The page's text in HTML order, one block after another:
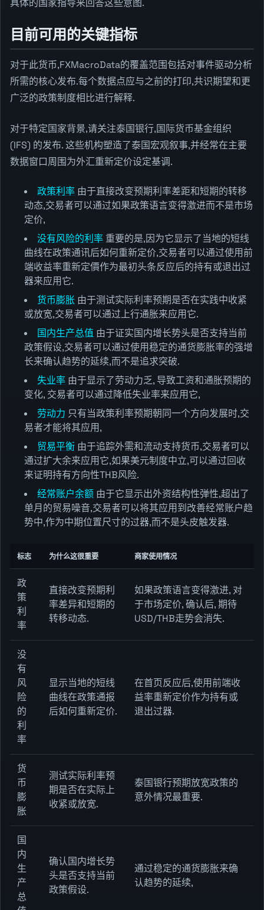
具体的国家指导来回答这些意图.
目前可用的关键指标
对于此货币,FXMacroData的覆盖范围包括对事件驱动分析
所需的核心发布.每个数据点应与之前的打印,共识期望和更
广泛的政策制度相比进行解释.
对于特定国家背景,请关注泰国银行,国际货币基金组织
(IFS) 的发布. 这些机构塑造了泰国宏观叙事,并经常在主要
数据窗口周围为外汇重新定价设定基调.
政策利率 由于直接改变预期利率差距和短期的转移
动态,交易者可以通过如果政策语言变得激进而不是市场
定价,
没有风险的利率 重要的是,因为它显示了当地的短线
曲线在政策通讯后如何重新定价,交易者可以通过使用前
端收益率重新定價作为最初头条反应后的持有或退出过
器来应用它.
货币膨胀 由于测试实际利率预期是否在实践中收紧
或放宽,交易者可以通过上行通胀来应用它.
国内生产总值 由于证实国内增长势头是否支持当前
政策假设,交易者可以通过使用稳定的通货膨胀率的强增
长来确认趋势的延续,而不是追求突破.
失业率 由于显示了劳动力乏, 导致工资和通胀预期的
变化, 交易者可以通过降低失业率来应用它,
劳动力 只有当政策利率预期朝同一个方向发展时,交
易者才能将其应用,
贸易平衡 由于追踪外需和流动支持货币,交易者可以
通过扩大余来应用它,如果美元制度中立,可以通过回收
来证明持有方向性THB风险.
经常账户余额 由于它显示出外资结构性弹性,超出了
单月的贸易噪音,交易者可以将其应用到改善经常账户趋
势中,作为中期位置尺寸的过器,而不是头皮触发器.
标志 为什么这很重要 商家使用情况
政
策
利
率
直接改变预期利
率差异和短期的
转移动态.
如果政策语言变得激进, 对
于市场定价, 确认后, 期待
USD/THB走势会消失.
没
有
风
险
的
利
率
显示当地的短线
曲线在政策通报
后如何重新定价.
在首页反应后,使用前端收
益率重新定价作为持有或
退出过器.
货
币
膨
胀
测试实际利率预
期是否在实际上
收紧或放宽.
泰国银行预期放宽政策的
意外情况最重要.
国
内
生
产
总
确认国内增长势
头是否支持当前
政策假设.
通过稳定的通货膨胀来确
认趋势的延续,